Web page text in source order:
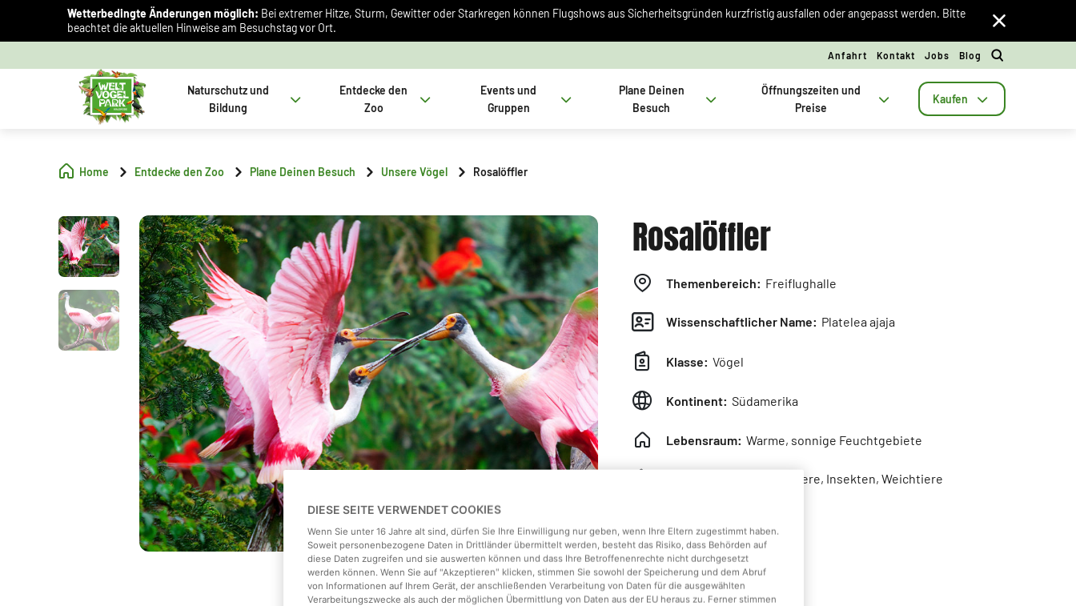
Wetterbedingte Änderungen möglich: Bei extremer Hitze, Sturm, Gewitter oder Starkregen können Flugshows aus Sicherheitsgründen kurzfristig ausfallen oder angepasst werden. Bitte
beachtet die aktuellen Hinweise am Besuchstag vor Ort.
Anfahrt Kontakt Jobs Blog
Naturschutz und
Bildung
Entdecke den
Zoo
Events und
Gruppen
Plane Deinen
Besuch
Öffnungszeiten und
Preise
Kaufen
Home Entdecke den Zoo Plane Deinen Besuch Unsere Vögel Rosalöffler
Rosalöffler
Themenbereich: Freiflughalle
Wissenschaftlicher Name: Platelea ajaja
Klasse: Vögel
Kontinent: Südamerika
Lebensraum: Warme, sonnige Feuchtgebiete
Fisch, Krebstiere, Insekten, Weichtiere
Größe:68 - 86 cm
DIESE SEITE VERWENDET COOKIES
Wenn Sie unter 16 Jahre alt sind, dürfen Sie Ihre Einwilligung nur geben, wenn Ihre Eltern zugestimmt haben.
Soweit personenbezogene Daten in Drittländer übermittelt werden, besteht das Risiko, dass Behörden auf
diese Daten zugreifen und sie auswerten können und dass Ihre Betroffenenrechte nicht durchgesetzt
werden können. Wenn Sie auf "Akzeptieren" klicken, stimmen Sie sowohl der Speicherung und dem Abruf
von Informationen auf Ihrem Gerät, der anschließenden Verarbeitung von Daten für die ausgewählten
Verarbeitungszwecke als auch der möglichen Übermittlung von Daten aus der EU heraus zu. Ferner stimmen